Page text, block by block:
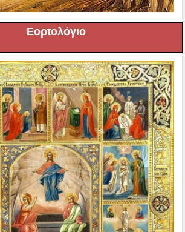
Εορτολόγιο